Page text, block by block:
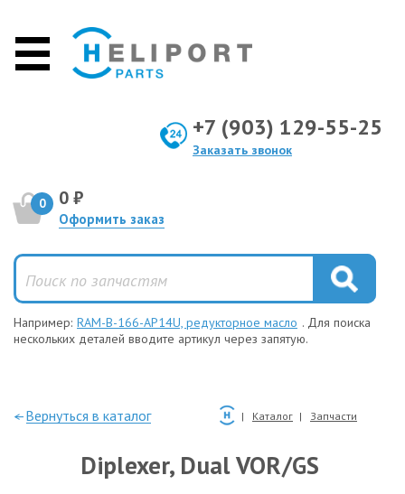
+7 (903) 129-55-25
Заказать звонок
0 0 ₽
Оформить заказ
Например: RAM-B-166-AP14U, редукторное масло . Для поиска
нескольких деталей вводите артикул через запятую.
—Вернуться в каталог Каталог Запчасти
Diplexer, Dual VOR/GS